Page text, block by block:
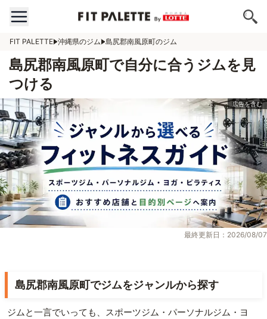
FIT PALETTE 沖縄県のジム 島尻郡南風原町のジム
島尻郡南風原町で自分に合うジムを見
つける
最終更新日：2026/08/07
島尻郡南風原町でジムをジャンルから探す
ジムと一言でいっても、スポーツジム・パーソナルジム・ヨ